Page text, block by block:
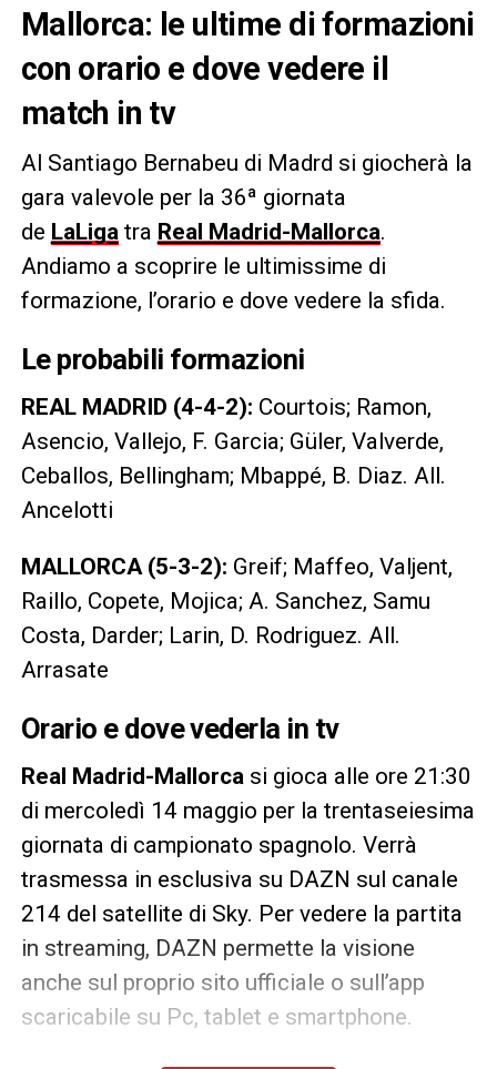
Mallorca: le ultime di formazioni
con orario e dove vedere il
match in tv
Al Santiago Bernabeu di Madrd si giocherà la
gara valevole per la 36ª giornata
de LaLiga tra Real Madrid-Mallorca.
Andiamo a scoprire le ultimissime di
formazione, l’orario e dove vedere la sfida.
Le probabili formazioni
REAL MADRID (4-4-2): Courtois; Ramon,
Asencio, Vallejo, F. Garcia; Güler, Valverde,
Ceballos, Bellingham; Mbappé, B. Diaz. All.
Ancelotti
MALLORCA (5-3-2): Greif; Maffeo, Valjent,
Raillo, Copete, Mojica; A. Sanchez, Samu
Costa, Darder; Larin, D. Rodriguez. All.
Arrasate
Orario e dove vederla in tv
Real Madrid-Mallorca si gioca alle ore 21:30
di mercoledì 14 maggio per la trentaseiesima
giornata di campionato spagnolo. Verrà
trasmessa in esclusiva su DAZN sul canale
214 del satellite di Sky. Per vedere la partita
in streaming, DAZN permette la visione
anche sul proprio sito ufficiale o sull’app
scaricabile su Pc, tablet e smartphone.